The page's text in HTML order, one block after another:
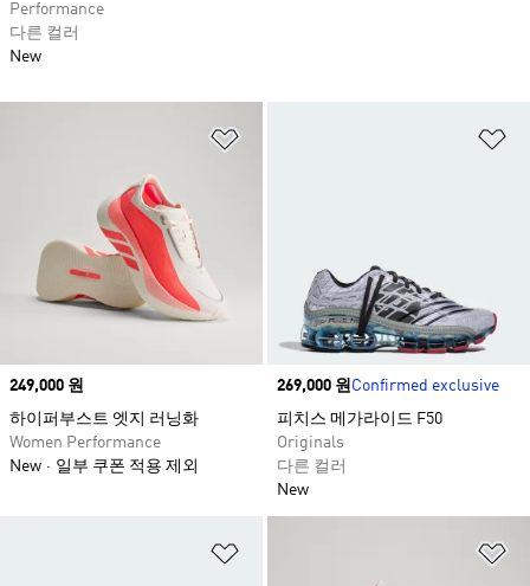
Price
249,000 원
하이퍼부스트 엣지 러닝화
Women Performance
New
일부 쿠폰 적용 제외
Price
269,000 원Confirmed exclusive
피치스 메가라이드 F50
Originals
다른 컬러
New
Performance
다른 컬러
New